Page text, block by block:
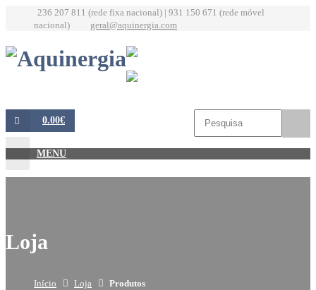
236 207 811 (rede fixa nacional) | 931 150 671 (rede móvel
nacional)
geral@aquinergia.com
0.00€
MENU
Loja
Início Loja Produtos